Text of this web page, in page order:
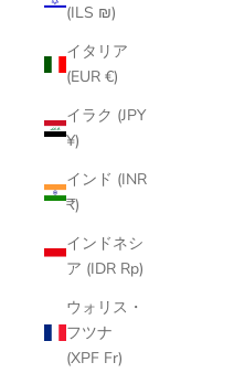
(ILS ₪)
イタリア
(EUR €)
イラク (JPY
¥)
インド (INR
₹)
インドネシ
ア (IDR Rp)
ウォリス・
フツナ
(XPF Fr)